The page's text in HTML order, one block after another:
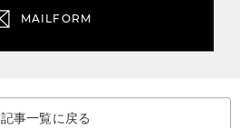
MAILFORM
記事一覧に戻る